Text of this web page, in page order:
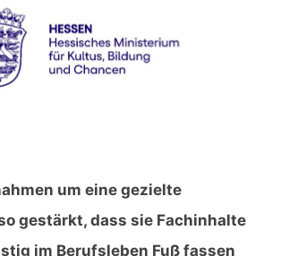
um eine gezielte
gestärkt, dass sie Fachinhalte
im Berufsleben Fuß fassen